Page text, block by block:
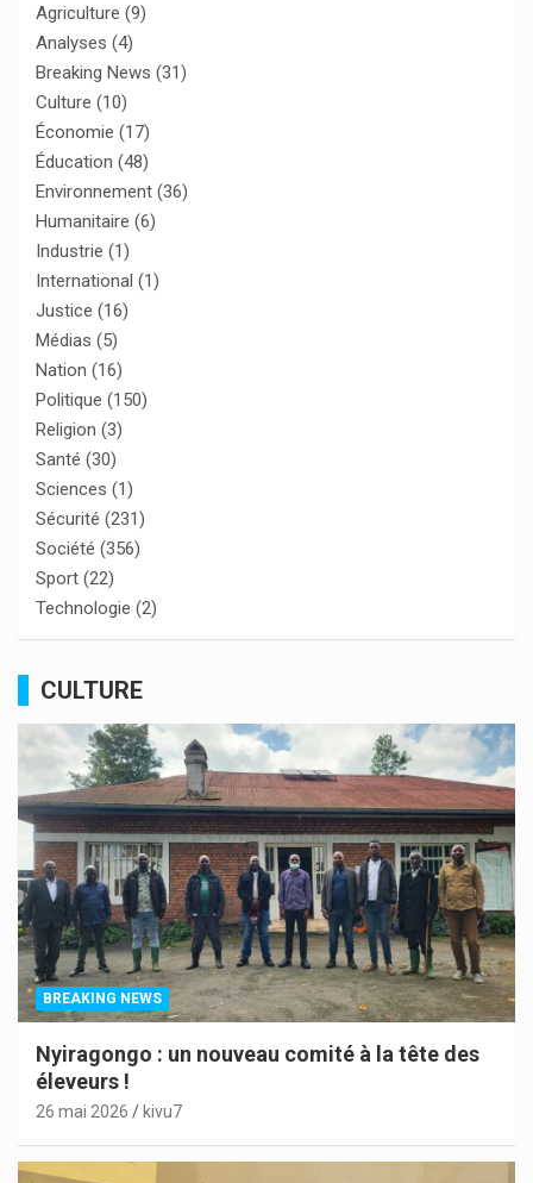
Agriculture (9)
Analyses (4)
Breaking News (31)
Culture (10)
Économie (17)
Éducation (48)
Environnement (36)
Humanitaire (6)
Industrie (1)
International (1)
Justice (16)
Médias (5)
Nation (16)
Politique (150)
Religion (3)
Santé (30)
Sciences (1)
Sécurité (231)
Société (356)
Sport (22)
Technologie (2)
CULTURE
BREAKING NEWS
Nyiragongo : un nouveau comité à la tête des
éleveurs !
26 mai 2026 kivu7